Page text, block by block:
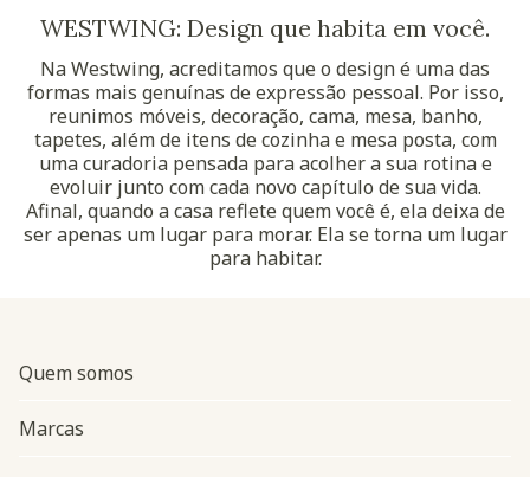
WESTWING: Design que habita em você.
Na Westwing, acreditamos que o design é uma das
formas mais genuínas de expressão pessoal. Por isso,
reunimos móveis, decoração, cama, mesa, banho,
tapetes, além de itens de cozinha e mesa posta, com
uma curadoria pensada para acolher a sua rotina e
evoluir junto com cada novo capítulo de sua vida.
Afinal, quando a casa reflete quem você é, ela deixa de
ser apenas um lugar para morar. Ela se torna um lugar
para habitar.
Quem somos
Marcas